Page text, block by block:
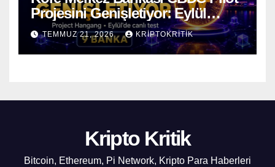
Projesini Genişletiyor: Eylül
Ayında Gerçek Transferler
Başlıyor
TEMMUZ 21, 2026 KRIPTOKRITIK
Kripto Kritik
Bitcoin, Ethereum, Pi Network, Kripto Para Haberleri